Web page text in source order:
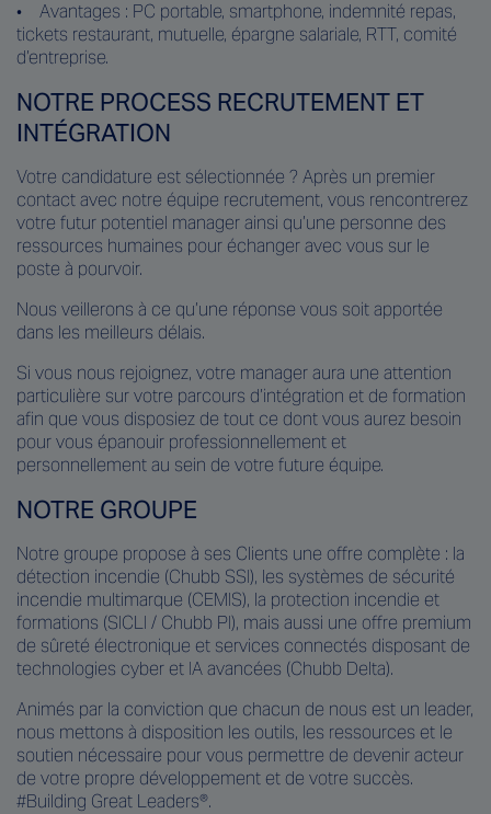
• Avantages : PC portable, smartphone, indemnité repas,
tickets restaurant, mutuelle, épargne salariale, RTT, comité
d’entreprise.
NOTRE PROCESS RECRUTEMENT ET
INTÉGRATION
Votre candidature est sélectionnée ? Après un premier
contact avec notre équipe recrutement, vous rencontrerez
votre futur potentiel manager ainsi qu’une personne des
ressources humaines pour échanger avec vous sur le
poste à pourvoir.
Nous veillerons à ce qu’une réponse vous soit apportée
dans les meilleurs délais.
Si vous nous rejoignez, votre manager aura une attention
particulière sur votre parcours d’intégration et de formation
afin que vous disposiez de tout ce dont vous aurez besoin
pour vous épanouir professionnellement et
personnellement au sein de votre future équipe.
NOTRE GROUPE
Notre groupe propose à ses Clients une offre complète : la
détection incendie (Chubb SSI), les systèmes de sécurité
incendie multimarque (CEMIS), la protection incendie et
formations (SICLI / Chubb PI), mais aussi une offre premium
de sûreté électronique et services connectés disposant de
technologies cyber et IA avancées (Chubb Delta).
Animés par la conviction que chacun de nous est un leader,
nous mettons à disposition les outils, les ressources et le
soutien nécessaire pour vous permettre de devenir acteur
de votre propre développement et de votre succès.
#Building Great Leaders®.